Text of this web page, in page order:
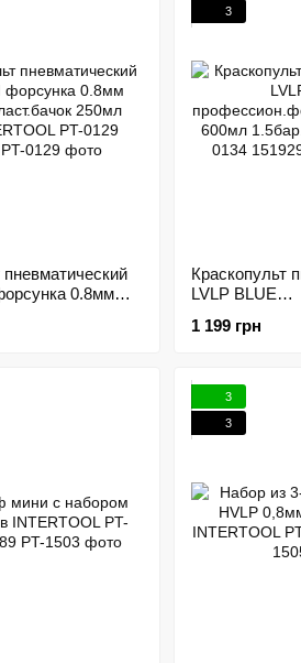
пневматический
0.8мм
PT-0129
3
Краскопульт
LVLP BLUE
бачок 600мл
1 199 грн
3
3